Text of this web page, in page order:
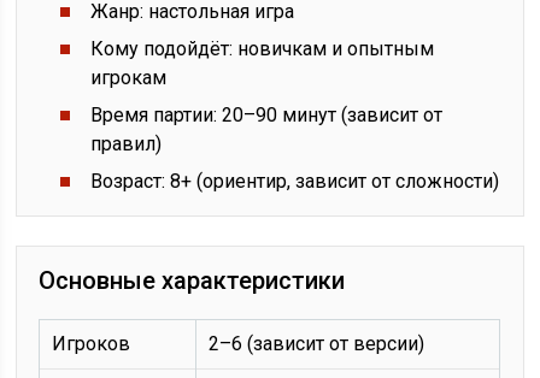
Жанр: настольная игра
Кому подойдёт: новичкам и опытным
игрокам
Время партии: 20–90 минут (зависит от
правил)
Возраст: 8+ (ориентир, зависит от сложности)
Основные характеристики
Игроков 2–6 (зависит от версии)